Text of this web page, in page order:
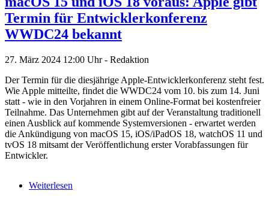
Termin für Entwicklerkonferenz
WWDC24 bekannt
27. März 2024 12:00 Uhr - Redaktion
Der Termin für die diesjährige Apple-Entwicklerkonferenz steht fest.
Wie Apple mitteilte, findet die WWDC24 vom 10. bis zum 14. Juni
statt - wie in den Vorjahren in einem Online-Format bei kostenfreier
Teilnahme. Das Unternehmen gibt auf der Veranstaltung traditionell
einen Ausblick auf kommende Systemversionen - erwartet werden
die Ankündigung von macOS 15, iOS/iPadOS 18, watchOS 11 und
tvOS 18 mitsamt der Veröffentlichung erster Vorabfassungen für
Entwickler.
Weiterlesen